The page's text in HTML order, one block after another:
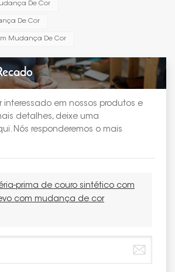
De Cor
De Cor
Mudança De Cor
interessado em nossos produtos e
detalhes, deixe uma
Nós responderemos o mais
prima de couro sintético com
com mudança de cor